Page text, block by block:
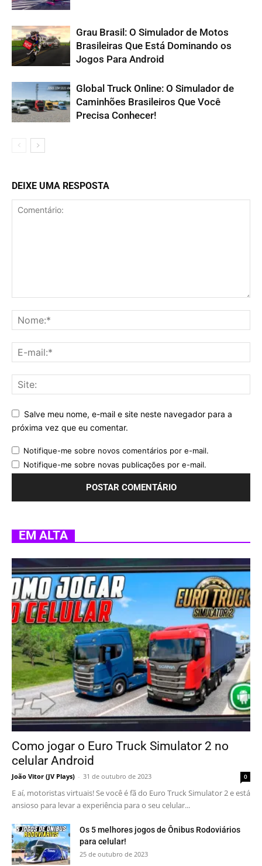
Grau Brasil: O Simulador de Motos
Brasileiras Que Está Dominando os
Jogos Para Android
Global Truck Online: O Simulador de
Caminhões Brasileiros Que Você
Precisa Conhecer!
DEIXE UMA RESPOSTA
Salve meu nome, e-mail e site neste navegador para a
próxima vez que eu comentar.
Notifique-me sobre novos comentários por e-mail.
Notifique-me sobre novas publicações por e-mail.
EM ALTA
Como jogar o Euro Truck Simulator 2 no
celular Android
João Vitor (JV Plays) - 31 de outubro de 2023 0
E aí, motoristas virtuais! Se você é fã do Euro Truck Simulator 2 e está
ansioso para levar a experiência para o seu celular...
Os 5 melhores jogos de Ônibus Rodoviários
para celular!
25 de outubro de 2023